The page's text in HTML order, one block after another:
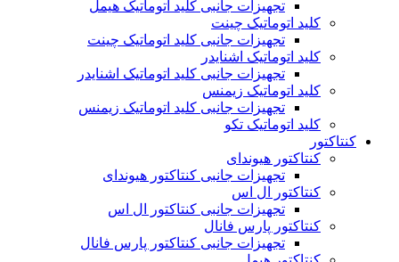
تجهیزات جانبی کلید اتوماتیک هیمل
کلید اتوماتیک چینت
تجهیزات جانبی کلید اتوماتیک چینت
کلید اتوماتیک اشنایدر
تجهیزات جانبی کلید اتوماتیک اشنایدر
کلید اتوماتیک زیمنس
تجهیزات جانبی کلید اتوماتیک زیمنس
کلید اتوماتیک تکو
کنتاکتور
کنتاکتور هیوندای
تجهیزات جانبی کنتاکتور هیوندای
کنتاکتور ال اس
تجهیزات جانبی کنتاکتور ال اس
کنتاکتور پارس فانال
تجهیزات جانبی کنتاکتور پارس فانال